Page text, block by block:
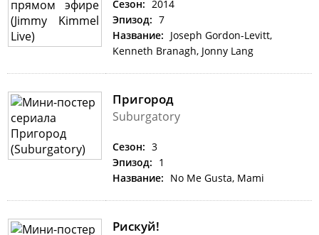
Сезон: 2014
Эпизод: 7
Название: Joseph Gordon-Levitt,
Kenneth Branagh, Jonny Lang
Пригород
Suburgatory
Сезон: 3
Эпизод: 1
Название: No Me Gusta, Mami
Рискуй!